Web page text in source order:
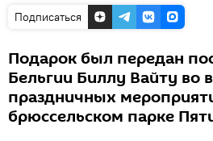
Подписаться
Подарок был передан
Бельгии Биллу Вайту во
праздничных
брюссельском парке